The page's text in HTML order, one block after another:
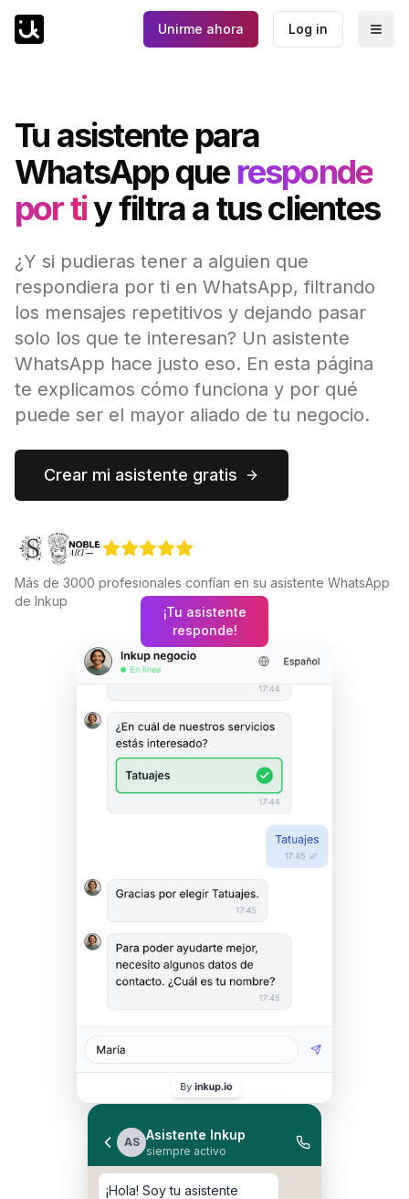
Unirme ahora Log in
Tu asistente para
WhatsApp que responde
por tiy filtra a tus clientes
¿Y si pudieras tener a alguien que
respondiera por ti en WhatsApp, filtrando
los mensajes repetitivos y dejando pasar
solo los que te interesan? Un asistente
WhatsApp hace justo eso. En esta página
te explicamos cómo funciona y por qué
puede ser el mayor aliado de tu negocio.
Crear mi asistente gratis
Más de 3000 profesionales confían en su asistente WhatsApp
de Inkup
¡Tu asistente
responde!
AS Asistente Inkup
siempre activo
¡Hola! Soy tu asistente